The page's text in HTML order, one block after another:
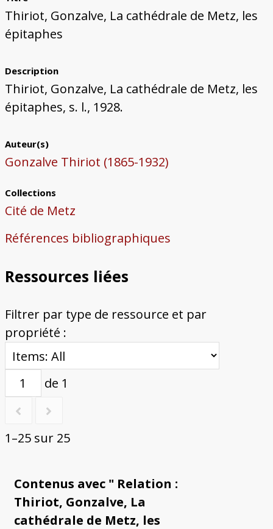
Migette
Bibliographie
Plans et cartes
Documents d'archives
Glossaire
Thiriot, Gonzalve, La cathédrale de Metz, les
épitaphes
Description
Thiriot, Gonzalve, La cathédrale de Metz, les
épitaphes, s. l., 1928.
Auteur(s)
Gonzalve Thiriot (1865-1932)
Collections
Cité de Metz
Références bibliographiques
Ressources liées
Filtrer par type de ressource et par
propriété :
de 1
1–25 sur 25
Contenus avec " Relation :
Thiriot, Gonzalve, La
cathédrale de Metz, les